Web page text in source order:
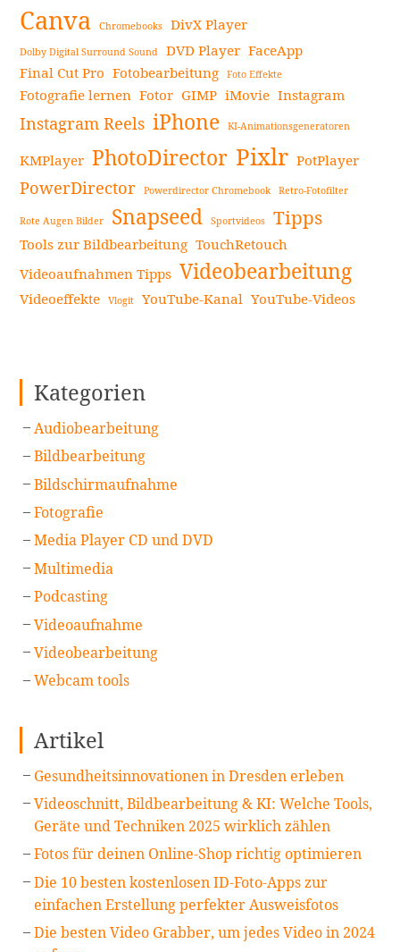
Canva Chromebooks DivX Player
Dolby Digital Surround Sound DVD Player FaceApp
Final Cut Pro Fotobearbeitung Foto Effekte
Fotografie lernen Fotor GIMP iMovie Instagram
Instagram Reels iPhone KI-Animationsgeneratoren
KMPlayer PhotoDirector Pixlr PotPlayer
PowerDirector Powerdirector Chromebook Retro-Fotofilter
Rote Augen Bilder Snapseed Sportvideos Tipps
Tools zur Bildbearbeitung TouchRetouch
Videoaufnahmen Tipps Videobearbeitung
Videoeffekte Vlogit YouTube-Kanal YouTube-Videos
Kategorien
Audiobearbeitung
Bildbearbeitung
Bildschirmaufnahme
Fotografie
Media Player CD und DVD
Multimedia
Podcasting
Videoaufnahme
Videobearbeitung
Webcam tools
Artikel
Gesundheitsinnovationen in Dresden erleben
Videoschnitt, Bildbearbeitung & KI: Welche Tools,
Geräte und Techniken 2025 wirklich zählen
Fotos für deinen Online-Shop richtig optimieren
Die 10 besten kostenlosen ID-Foto-Apps zur
einfachen Erstellung perfekter Ausweisfotos
Die besten Video Grabber, um jedes Video in 2024